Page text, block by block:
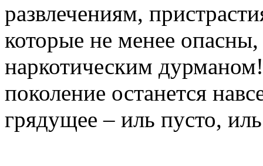
развлечениям,
которые не менее
наркотическим
поколение останется
грядущее – иль пусто,